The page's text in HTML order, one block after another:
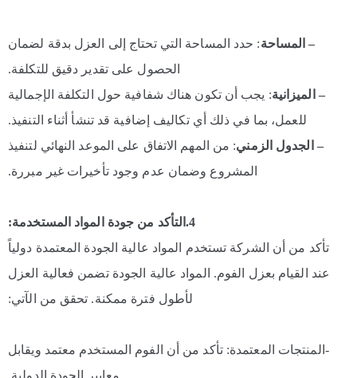
– المساحة: حدد المساحة التي تحتاج إلى العزل بدقة لضمان
الحصول على تقدير دقيق للتكلفة.
– الميزانية: يجب أن تكون هناك شفافية حول التكلفة الإجمالية
للعمل، بما في ذلك أي تكاليف إضافية قد تنشأ أثناء التنفيذ.
– الجدول الزمني: من المهم الاتفاق على الموعد النهائي لتنفيذ
المشروع وضمان عدم وجود تأخيرات غير مبررة.
4.التأكد من جودة المواد المستخدمة:
تأكد من أن الشركة تستخدم المواد عالية الجودة المعتمدة دولياً
عند القيام بعزل الفوم. المواد عالية الجودة تضمن فعالية العزل
لأطول فترة ممكنة. تحقق من الآتي:
-المنتجات المعتمدة: تأكد من أن الفوم المستخدم معتمد ويقابل
معايير الجودة الدولية.